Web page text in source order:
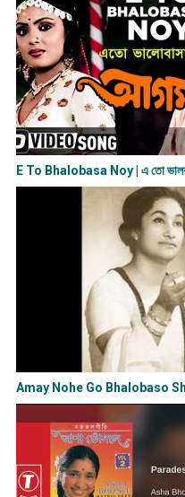
E To Bhalobasa Noy | এ তো
Amay Nohe Go Bhalobaso